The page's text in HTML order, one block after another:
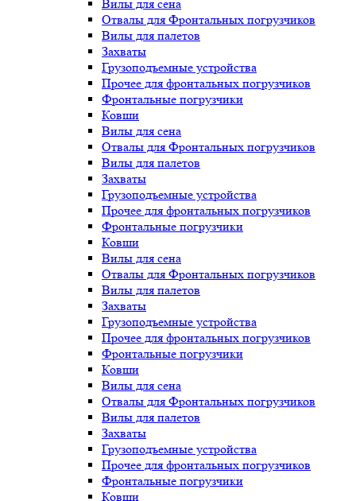
Вилы для сена
Отвалы для Фронтальных погрузчиков
Вилы для палетов
Захваты
Грузоподъемные устройства
Прочее для фронтальных погрузчиков
Фронтальные погрузчики
Ковши
Вилы для сена
Отвалы для Фронтальных погрузчиков
Вилы для палетов
Захваты
Грузоподъемные устройства
Прочее для фронтальных погрузчиков
Фронтальные погрузчики
Ковши
Вилы для сена
Отвалы для Фронтальных погрузчиков
Вилы для палетов
Захваты
Грузоподъемные устройства
Прочее для фронтальных погрузчиков
Фронтальные погрузчики
Ковши
Вилы для сена
Отвалы для Фронтальных погрузчиков
Вилы для палетов
Захваты
Грузоподъемные устройства
Прочее для фронтальных погрузчиков
Фронтальные погрузчики
Ковши